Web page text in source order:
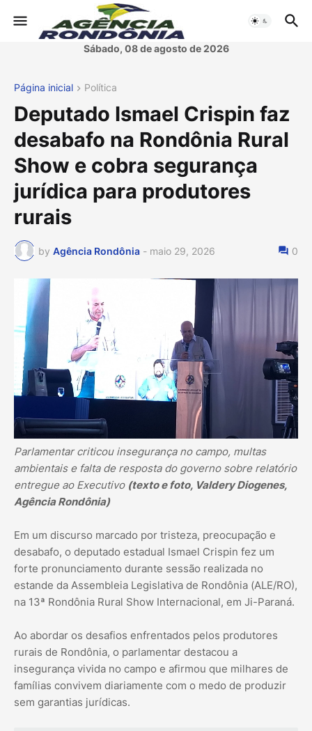
Sábado, 08 de agosto de 2026
Página inicial Política
Deputado Ismael Crispin faz
desabafo na Rondônia Rural
Show e cobra segurança
jurídica para produtores
rurais
by Agência Rondônia - maio 29, 2026 0
Parlamentar criticou insegurança no campo, multas
ambientais e falta de resposta do governo sobre relatório
entregue ao Executivo (texto e foto, Valdery Diogenes,
Agência Rondônia)
Em um discurso marcado por tristeza, preocupação e
desabafo, o deputado estadual Ismael Crispin fez um
forte pronunciamento durante sessão realizada no
estande da Assembleia Legislativa de Rondônia (ALE/RO),
na 13ª Rondônia Rural Show Internacional, em Ji-Paraná.
Ao abordar os desafios enfrentados pelos produtores
rurais de Rondônia, o parlamentar destacou a
insegurança vivida no campo e afirmou que milhares de
famílias convivem diariamente com o medo de produzir
sem garantias jurídicas.